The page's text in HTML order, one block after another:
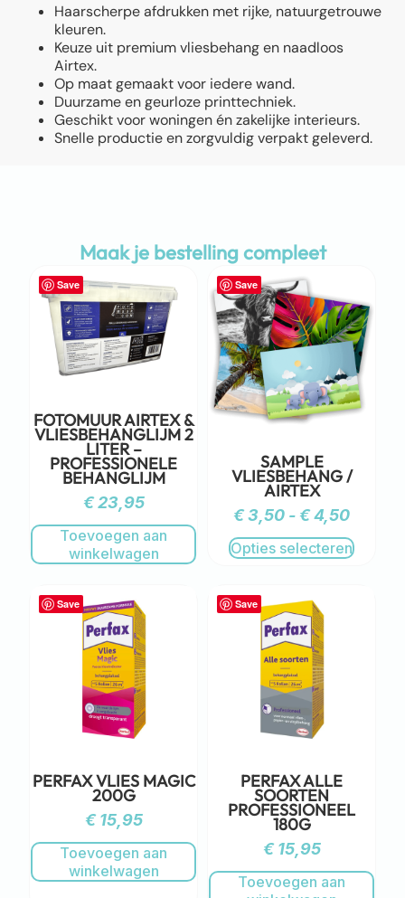
Haarscherpe afdrukken met rijke, natuurgetrouwe
kleuren.
Keuze uit premium vliesbehang en naadloos
Airtex.
Op maat gemaakt voor iedere wand.
Duurzame en geurloze printtechniek.
Geschikt voor woningen én zakelijke interieurs.
Snelle productie en zorgvuldig verpakt geleverd.
Maak je bestelling compleet
Save
FOTOMUUR AIRTEX &
VLIESBEHANGLIJM 2
LITER –
PROFESSIONELE
BEHANGLIJM
€23,95
Toevoegen aan
winkelwagen
Save
SAMPLE
VLIESBEHANG /
AIRTEX
€3,50 - €4,50
Opties selecteren
Save
PERFAX VLIES MAGIC
200G
€15,95
Toevoegen aan
winkelwagen
Save
PERFAX ALLE
SOORTEN
PROFESSIONEEL
180G
€15,95
Toevoegen aan